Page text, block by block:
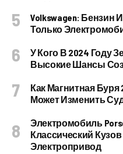
Volkswagen: Бензин
Только
У Кого В 2024 Году
Высокие Шансы
Как Магнитная Буря
Может Изменить
Электромобиль
Классический
Электропривод